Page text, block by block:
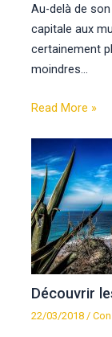
Au-delà de
capitale aux
certainement
moindres…
Read More »
Découvrir
22/03/2018 /